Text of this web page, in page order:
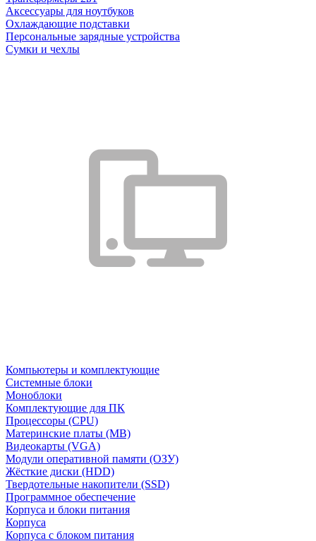
Аксессуары для ноутбуков
Охлаждающие подставки
Персональные зарядные устройства
Сумки и чехлы
Компьютеры и комплектующие
Системные блоки
Моноблоки
Комплектующие для ПК
Процессоры (CPU)
Материнские платы (MB)
Видеокарты (VGA)
Модули оперативной памяти (ОЗУ)
Жёсткие диски (HDD)
Твердотельные накопители (SSD)
Программное обеспечение
Корпуса и блоки питания
Корпуса
Корпуса с блоком питания